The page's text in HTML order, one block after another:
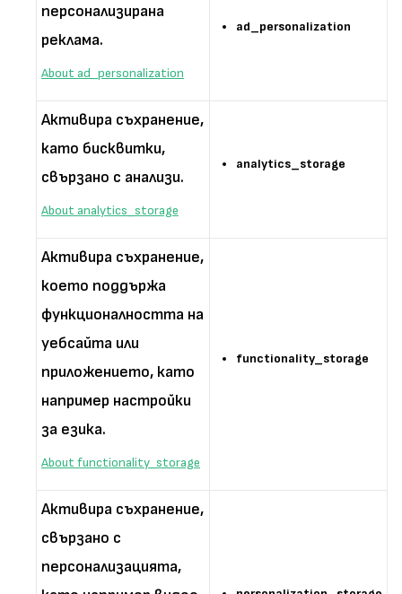
персонализирана
реклама.
About ad_personalization
ad_personalization
Активира съхранение,
като бисквитки,
свързано с анализи.
About analytics_storage
analytics_storage
Активира съхранение,
което поддържа
функционалността на
уебсайта или
приложението, като
например настройки
за езика.
About functionality_storage
functionality_storage
Активира съхранение,
свързано с
персонализацията,